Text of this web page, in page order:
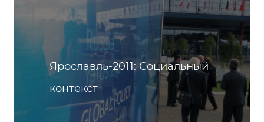
Ярославль-2011: Социальный
контекст